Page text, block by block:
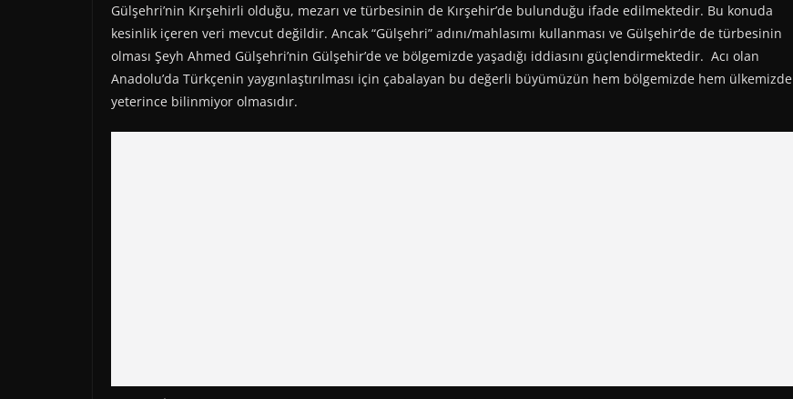
Gülşehri’nin Kırşehirli olduğu, mezarı ve türbesinin de Kırşehir’de bulunduğu ifade edilmektedir. Bu konuda
kesinlik içeren veri mevcut değildir. Ancak “Gülşehri” adını/mahlasımı kullanması ve Gülşehir’de de türbesinin
olması Şeyh Ahmed Gülşehri’nin Gülşehir’de ve bölgemizde yaşadığı iddiasını güçlendirmektedir. Acı olan
Anadolu’da Türkçenin yaygınlaştırılması için çabalayan bu değerli büyümüzün hem bölgemizde hem ülkemizde
yeterince bilinmiyor olmasıdır.